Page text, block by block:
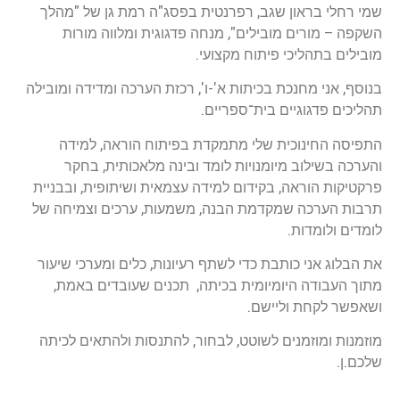
שמי רחלי בראון שגב, רפרנטית בפסג"ה רמת גן של "מהלך
השקפה – מורים מובילים", מנחה פדגוגית ומלווה מורות
מובילים בתהליכי פיתוח מקצועי.
בנוסף, אני מחנכת בכיתות א'-ו', רכזת הערכה ומדידה ומובילה
תהליכים פדגוגיים בית־ספריים.
התפיסה החינוכית שלי מתמקדת בפיתוח הוראה, למידה
והערכה בשילוב מיומנויות לומד ובינה מלאכותית, בחקר
פרקטיקות הוראה, בקידום למידה עצמאית ושיתופית, ובבניית
תרבות הערכה שמקדמת הבנה, משמעות, ערכים וצמיחה של
לומדים ולומדות.
את הבלוג אני כותבת כדי לשתף רעיונות, כלים ומערכי שיעור
מתוך העבודה היומיומית בכיתה, תכנים שעובדים באמת,
ושאפשר לקחת וליישם.
מוזמנות ומוזמנים לשוטט, לבחור, להתנסות ולהתאים לכיתה
שלכם.ן.